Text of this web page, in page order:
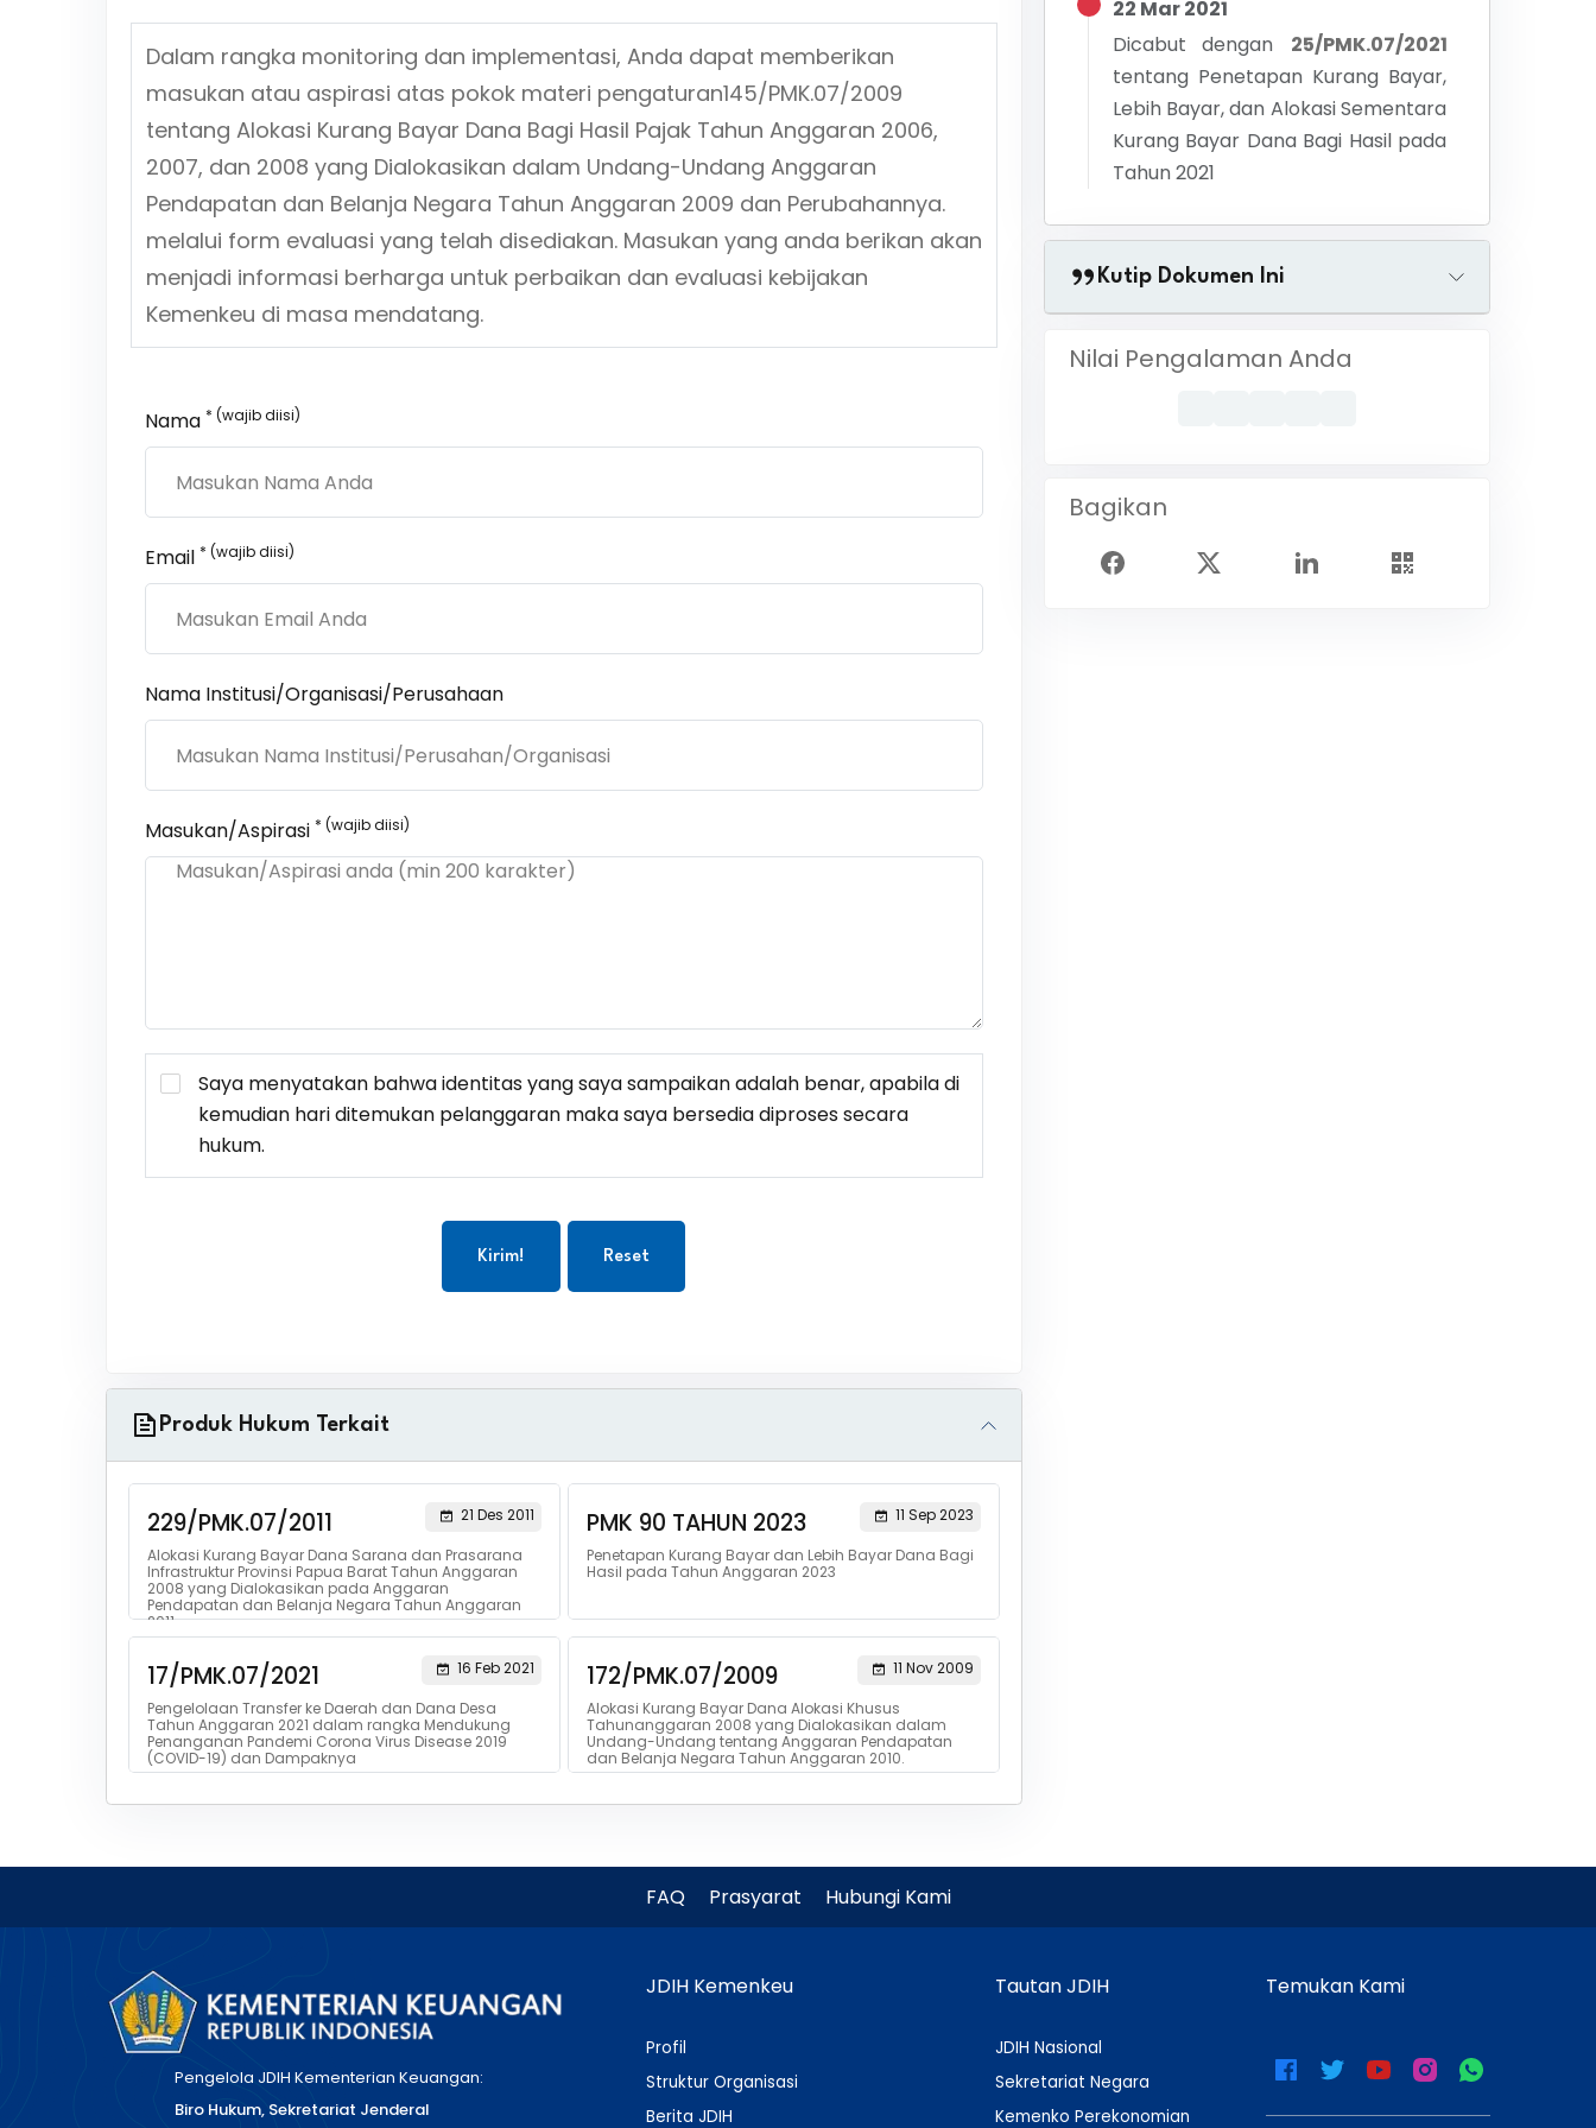
Dalam rangka monitoring dan implementasi, Anda dapat memberikan
masukan atau aspirasi atas pokok materi pengaturan145/PMK.07/2009
tentang Alokasi Kurang Bayar Dana Bagi Hasil Pajak Tahun Anggaran 2006,
2007, dan 2008 yang Dialokasikan dalam Undang-Undang Anggaran
Pendapatan dan Belanja Negara Tahun Anggaran 2009 dan Perubahannya.
melalui form evaluasi yang telah disediakan. Masukan yang anda berikan akan
menjadi informasi berharga untuk perbaikan dan evaluasi kebijakan
Kemenkeu di masa mendatang.
Nama * (wajib diisi)
Email * (wajib diisi)
Nama Institusi/Organisasi/Perusahaan
Masukan/Aspirasi * (wajib diisi)
Saya menyatakan bahwa identitas yang saya sampaikan adalah benar, apabila di
kemudian hari ditemukan pelanggaran maka saya bersedia diproses secara
hukum.
Kirim! Reset
Produk Hukum Terkait
229/PMK.07/2011
21 Des 2011
Alokasi Kurang Bayar Dana Sarana dan Prasarana
Infrastruktur Provinsi Papua Barat Tahun Anggaran
2008 yang Dialokasikan pada Anggaran
Pendapatan dan Belanja Negara Tahun Anggaran
2011.
PMK 90 TAHUN 2023
11 Sep 2023
Penetapan Kurang Bayar dan Lebih Bayar Dana Bagi
Hasil pada Tahun Anggaran 2023
17/PMK.07/2021
16 Feb 2021
Pengelolaan Transfer ke Daerah dan Dana Desa
Tahun Anggaran 2021 dalam rangka Mendukung
Penanganan Pandemi Corona Virus Disease 2019
(COVID-19) dan Dampaknya
172/PMK.07/2009
11 Nov 2009
Alokasi Kurang Bayar Dana Alokasi Khusus
Tahunanggaran 2008 yang Dialokasikan dalam
Undang-Undang tentang Anggaran Pendapatan
dan Belanja Negara Tahun Anggaran 2010.
22 Mar 2021
Dicabut dengan
25/PMK.07/2021
tentang Penetapan Kurang Bayar,
Lebih Bayar, dan Alokasi Sementara
Kurang Bayar Dana Bagi Hasil pada
Tahun 2021
Kutip Dokumen Ini
Nilai Pengalaman Anda
Bagikan
FAQ Prasyarat Hubungi Kami
Pengelola JDIH Kementerian Keuangan:
Biro Hukum, Sekretariat Jenderal
JDIH Kemenkeu
Profil
Struktur Organisasi
Berita JDIH
Tautan JDIH
JDIH Nasional
Sekretariat Negara
Kemenko Perekonomian
Temukan Kami